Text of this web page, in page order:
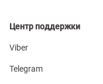
Центр поддержки
Viber
Telegram